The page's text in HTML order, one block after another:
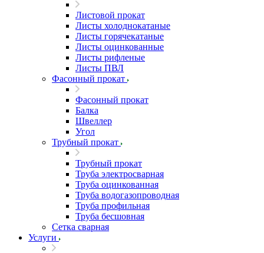
Листовой прокат
Листы холоднокатаные
Листы горячекатаные
Листы оцинкованные
Листы рифленые
Листы ПВЛ
Фасонный прокат
Фасонный прокат
Балка
Швеллер
Угол
Трубный прокат
Трубный прокат
Труба электросварная
Труба оцинкованная
Труба водогазопроводная
Труба профильная
Труба бесшовная
Сетка сварная
Услуги